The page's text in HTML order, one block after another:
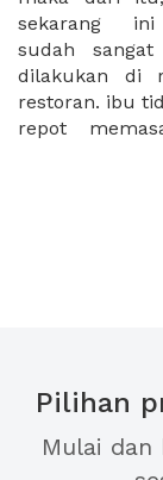
sekarang
sudah
dilakukan di
restoran. ibu
repot
dan juga
ramah untuk
Pilihan
Mulai